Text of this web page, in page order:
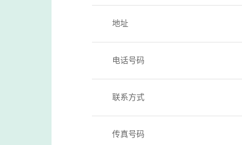
地址
电话号码
联系方式
传真号码